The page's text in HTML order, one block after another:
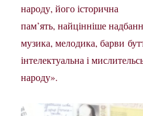
народу, його історична
пам’ять, найцінніше
музика, мелодика, барви
інтелектуальна і
народу».